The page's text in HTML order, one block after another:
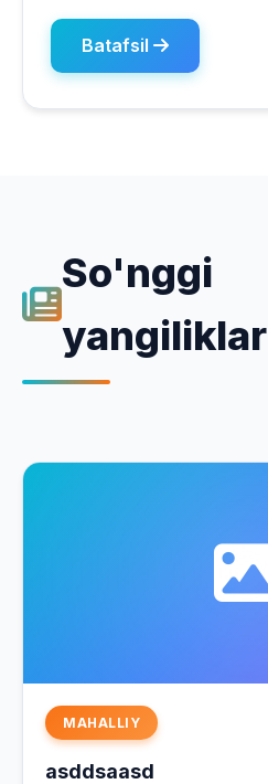
Batafsil
So'nggi
yangiliklar
MAHALLIY
asddsaasd